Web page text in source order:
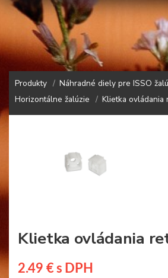
Produkty
Náhradné diely pre ISSO
Horizontálne žalúzie
Klietka ovládania
Klietka ovládania
2.49 € s DPH